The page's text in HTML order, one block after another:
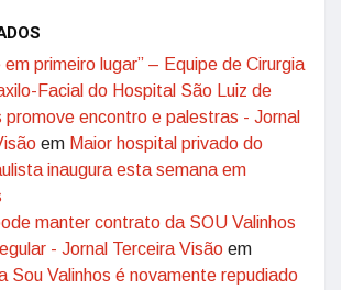
em primeiro lugar” – Equipe de Cirurgia
Facial do Hospital São Luiz de
promove encontro e palestras - Jornal
em Maior hospital privado do
inaugura esta semana em
manter contrato da SOU Valinhos
- Jornal Terceira Visão em
Sou Valinhos é novamente repudiado